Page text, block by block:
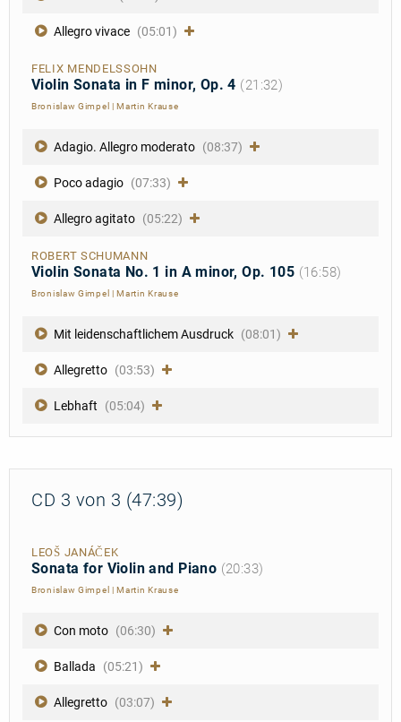
Allegro vivace (05:01)
FELIX MENDELSSOHN
Violin Sonata in F minor, Op. 4 (21:32)
Bronislaw Gimpel Martin Krause
Adagio. Allegro moderato (08:37)
Poco adagio (07:33)
Allegro agitato (05:22)
ROBERT SCHUMANN
Violin Sonata No. 1 in A minor, Op. 105 (16:58)
Bronislaw Gimpel Martin Krause
Mit leidenschaftlichem Ausdruck (08:01)
Allegretto (03:53)
Lebhaft (05:04)
CD 3 von 3 (47:39)
LEOŠ JANÁČEK
Sonata for Violin and Piano (20:33)
Bronislaw Gimpel Martin Krause
Con moto (06:30)
Ballada (05:21)
Allegretto (03:07)